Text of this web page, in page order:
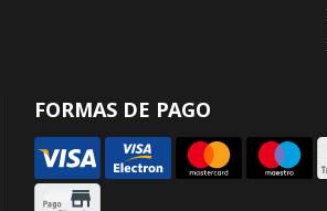
FORMAS DE PAGO